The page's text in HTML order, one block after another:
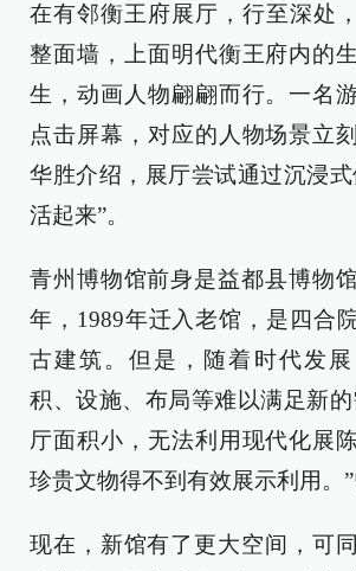
在有邻衡王府展厅，行至深处
整面墙，上面明代衡王府内的
生，动画人物翩翩而行。一名
点击屏幕，对应的人物场景立
华胜介绍，展厅尝试通过沉浸
活起来”。
青州博物馆前身是益都县博物
年，1989年迁入老馆，是四合
古建筑。但是，随着时代发
积、设施、布局等难以满足新
厅面积小，无法利用现代化展
珍贵文物得不到有效展示利用。”
现在，新馆有了更大空间，可